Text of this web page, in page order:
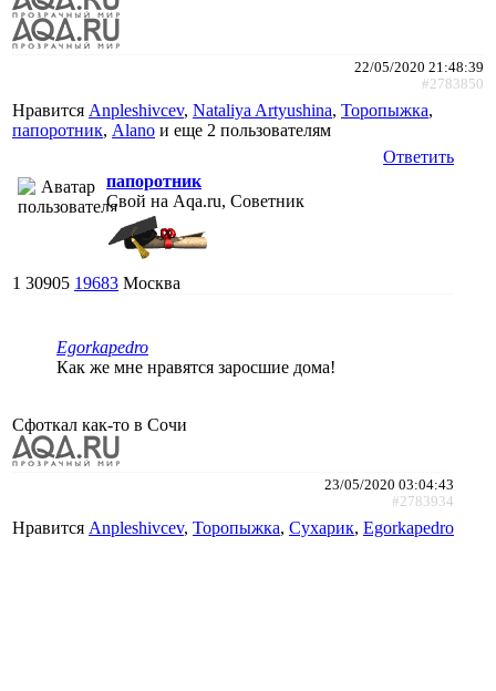
22/05/2020 21:48:39
#2783850
Нравится Anpleshivcev, Nataliya Artyushina, Торопыжка,
папоротник, Alano и еще 2 пользователям
Ответить
папоротник
Свой на Aqa.ru, Советник
1 30905 19683 Москва
Egorkapedro
Как же мне нравятся заросшие дома!
Сфоткал как-то в Сочи
23/05/2020 03:04:43
#2783934
Нравится Anpleshivcev, Торопыжка, Сухарик, Egorkapedro